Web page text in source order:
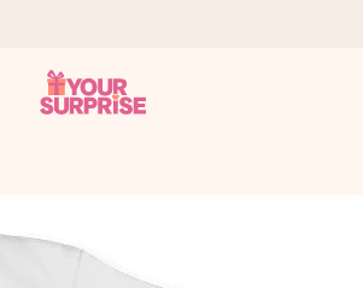
rätt tid, när det betyder som mest.